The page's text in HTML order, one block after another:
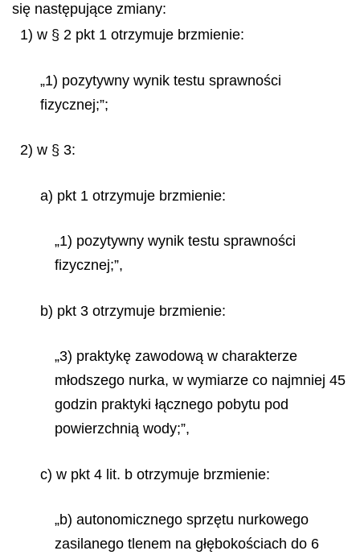
się następujące zmiany:
1) w § 2 pkt 1 otrzymuje brzmienie:
„1) pozytywny wynik testu sprawności
fizycznej;”;
2) w § 3:
a) pkt 1 otrzymuje brzmienie:
„1) pozytywny wynik testu sprawności
fizycznej;”,
b) pkt 3 otrzymuje brzmienie:
„3) praktykę zawodową w charakterze
młodszego nurka, w wymiarze co najmniej 45
godzin praktyki łącznego pobytu pod
powierzchnią wody;”,
c) w pkt 4 lit. b otrzymuje brzmienie:
„b) autonomicznego sprzętu nurkowego
zasilanego tlenem na głębokościach do 6